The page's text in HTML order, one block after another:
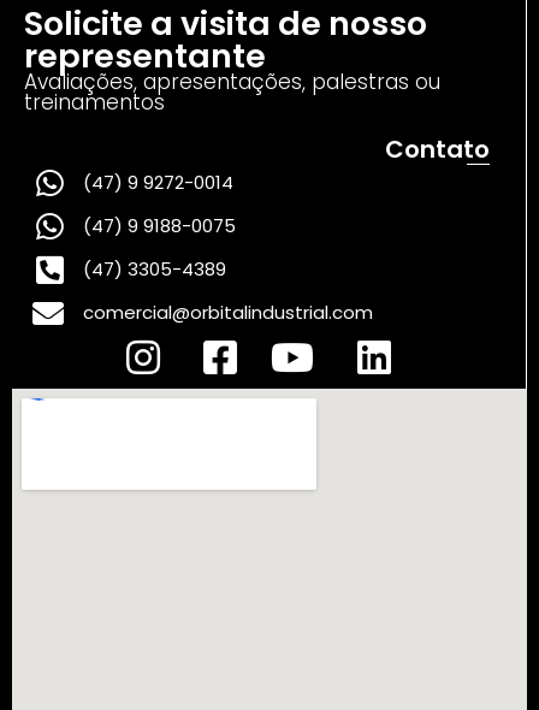
Solicite a visita de nosso
representante
Avaliações, apresentações, palestras ou
treinamentos
Contato
(47) 9 9272-0014
(47) 9 9188-0075
(47) 3305-4389
comercial@orbitalindustrial.com